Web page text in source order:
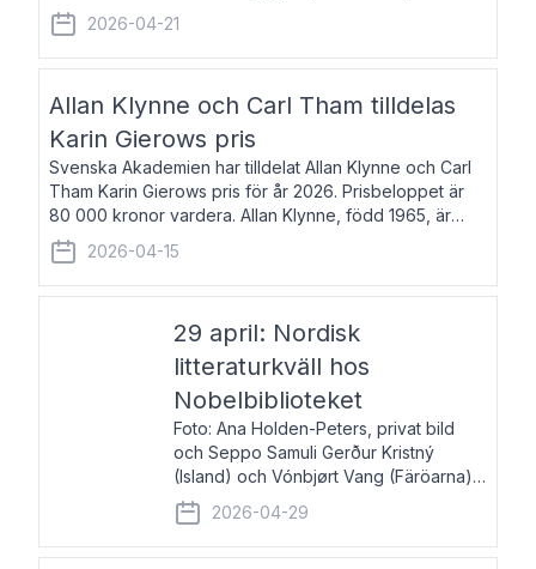
författare, journalist och musiker. Hon skriver
återkommande för Svenska Dagbladet, Ups
2026-04-21
Allan Klynne och Carl Tham tilldelas
Karin Gierows pris
Svenska Akademien har tilldelat Allan Klynne och Carl
Tham Karin Gierows pris för år 2026. Prisbeloppet är
80 000 kronor vardera. Allan Klynne, född 1965, är
arkeolog, författare, översättare och fil.dr i antikens
kultur och samhällsliv. Ut
2026-04-15
29 april: Nordisk
litteraturkväll hos
Nobelbiblioteket
Foto: Ana Holden-Peters, privat bild
och Seppo Samuli Gerður Kristný
(Island) och Vónbjørt Vang (Färöarna)
läser ur sina verk och samtalar med
John Swedenmark. De läser upp på
färöiska, isländska och svenska och
2026-04-29